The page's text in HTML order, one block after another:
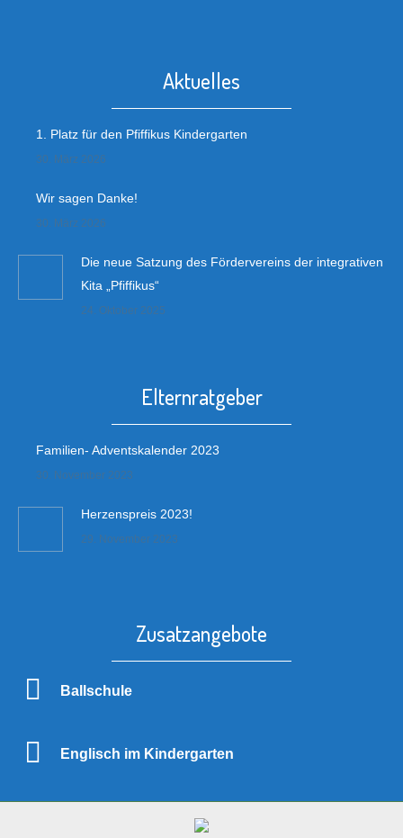
Aktuelles
1. Platz für den Pfiffikus Kindergarten
30. März 2026
Wir sagen Danke!
30. März 2026
Die neue Satzung des Fördervereins der integrativen
Kita „Pfiffikus“
24. Oktober 2025
Elternratgeber
Familien- Adventskalender 2023
30. November 2023
Herzenspreis 2023!
29. November 2023
Zusatzangebote
Ballschule
Englisch im Kindergarten